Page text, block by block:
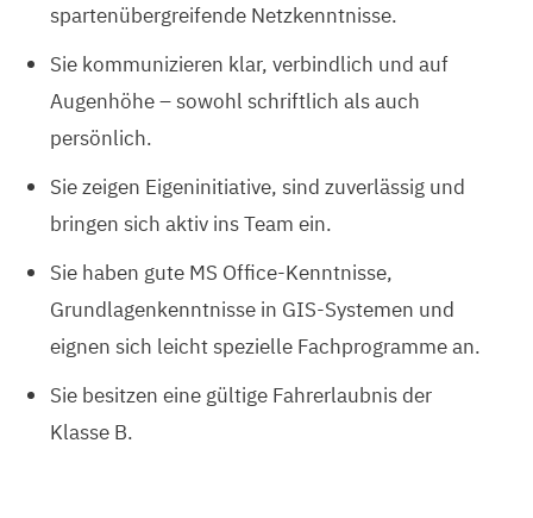
spartenübergreifende Netzkenntnisse.
Sie kommunizieren klar, verbindlich und auf
Augenhöhe – sowohl schriftlich als auch
persönlich.
Sie zeigen Eigeninitiative, sind zuverlässig und
bringen sich aktiv ins Team ein.
Sie haben gute MS Office-Kenntnisse,
Grundlagenkenntnisse in GIS-Systemen und
eignen sich leicht spezielle Fachprogramme an.
Sie besitzen eine gültige Fahrerlaubnis der
Klasse B.